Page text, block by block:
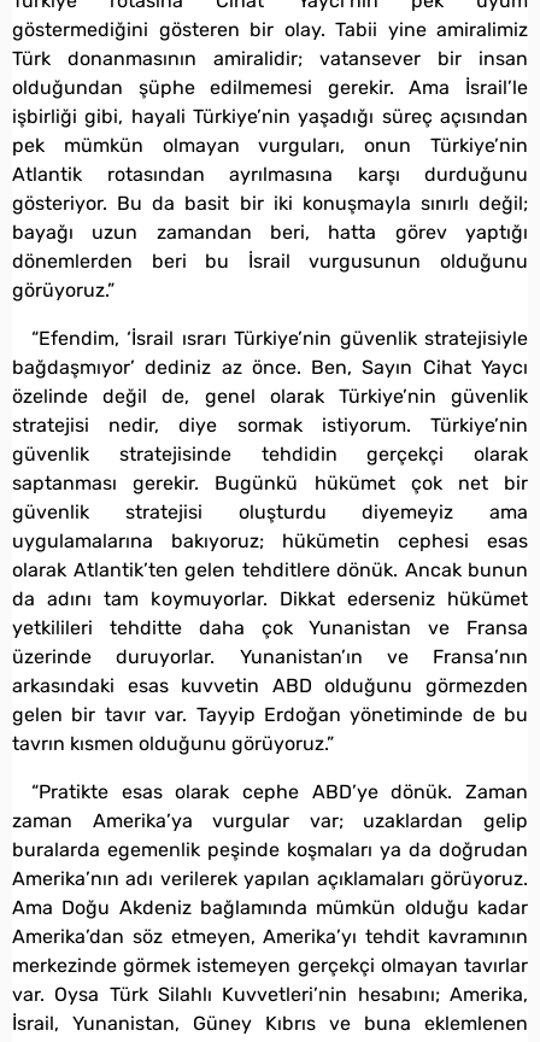
göstermediğini gösteren bir olay. Tabii yine amiralimiz
Türk donanmasının amiralidir; vatansever bir insan
olduğundan şüphe edilmemesi gerekir. Ama İsrail’le
işbirliği gibi, hayali Türkiye’nin yaşadığı süreç açısından
pek mümkün olmayan vurguları, onun Türkiye’nin
Atlantik rotasından ayrılmasına karşı durduğunu
gösteriyor. Bu da basit bir iki konuşmayla sınırlı değil;
bayağı uzun zamandan beri, hatta görev yaptığı
dönemlerden beri bu İsrail vurgusunun olduğunu
görüyoruz.”
“Efendim, ‘İsrail ısrarı Türkiye’nin güvenlik stratejisiyle
bağdaşmıyor’ dediniz az önce. Ben, Sayın Cihat Yaycı
özelinde değil de, genel olarak Türkiye’nin güvenlik
stratejisi nedir, diye sormak istiyorum. Türkiye’nin
güvenlik stratejisinde tehdidin gerçekçi olarak
saptanması gerekir. Bugünkü hükümet çok net bir
güvenlik stratejisi oluşturdu diyemeyiz ama
uygulamalarına bakıyoruz; hükümetin cephesi esas
olarak Atlantik’ten gelen tehditlere dönük. Ancak bunun
da adını tam koymuyorlar. Dikkat ederseniz hükümet
yetkilileri tehditte daha çok Yunanistan ve Fransa
üzerinde duruyorlar. Yunanistan’ın ve Fransa’nın
arkasındaki esas kuvvetin ABD olduğunu görmezden
gelen bir tavır var. Tayyip Erdoğan yönetiminde de bu
tavrın kısmen olduğunu görüyoruz.”
“Pratikte esas olarak cephe ABD’ye dönük. Zaman
zaman Amerika’ya vurgular var; uzaklardan gelip
buralarda egemenlik peşinde koşmaları ya da doğrudan
Amerika’nın adı verilerek yapılan açıklamaları görüyoruz.
Ama Doğu Akdeniz bağlamında mümkün olduğu kadar
Amerika’dan söz etmeyen, Amerika’yı tehdit kavramının
merkezinde görmek istemeyen gerçekçi olmayan tavırlar
var. Oysa Türk Silahlı Kuvvetleri’nin hesabını; Amerika,
İsrail, Yunanistan, Güney Kıbrıs ve buna eklemlenen